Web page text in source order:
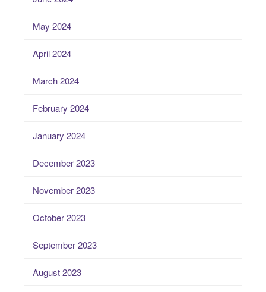
May 2024
April 2024
March 2024
February 2024
January 2024
December 2023
November 2023
October 2023
September 2023
August 2023